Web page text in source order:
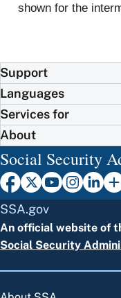
shown for the
Support
Languages
Services for
About
Social Security
SSA.gov
An official website of
Social Security